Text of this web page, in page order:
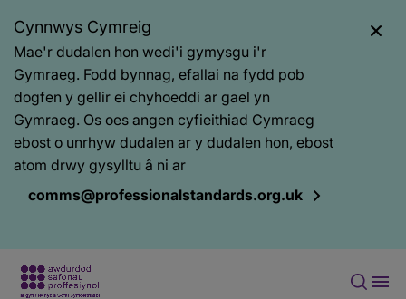
Cynnwys Cymreig
Mae'r dudalen hon wedi'i gymysgu i'r
Gymraeg. Fodd bynnag, efallai na fydd pob
dogfen y gellir ei chyhoeddi ar gael yn
Gymraeg. Os oes angen cyfieithiad Cymraeg
ebost o unrhyw dudalen ar y dudalen hon, ebost
atom drwy gysylltu â ni ar
comms@professionalstandards.org.uk